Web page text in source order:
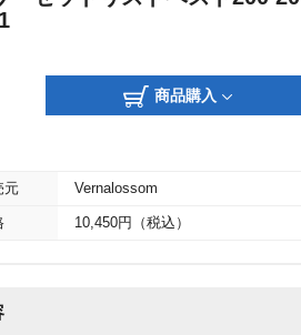
商品購入
元 Vernalossom
10,450円（税込）